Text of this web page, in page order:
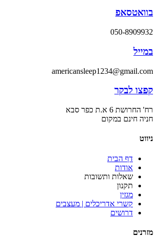
בוואטסאפ
050-8909932
במייל
americansleep1234@gmail.com
קפצו לבקר
רח' החרושת 6 א.ת כפר סבא
חניה חינם במקום
ניווט
דף הבית
אודות
שאלות ותשובות
תקנון
מגזין
קשרי אדריכלים | מעצבים
דרושים
מזרנים